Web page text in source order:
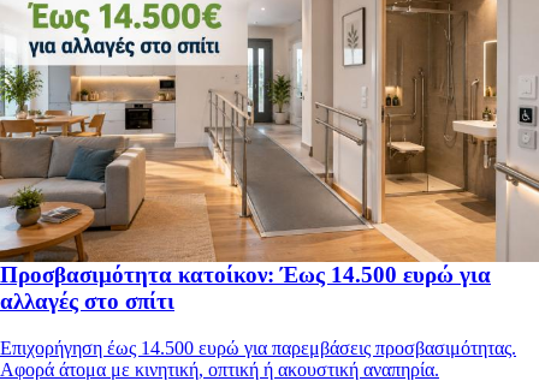
Προσβασιμότητα κατοίκον: Έως 14.500 ευρώ για
αλλαγές στο σπίτι
Επιχορήγηση έως 14.500 ευρώ για παρεμβάσεις προσβασιμότητας.
Αφορά άτομα με κινητική, οπτική ή ακουστική αναπηρία.